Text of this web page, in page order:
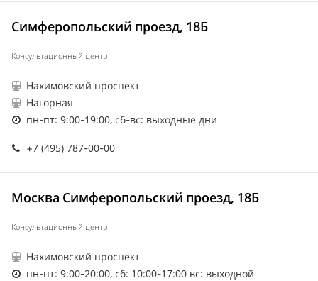
Симферопольский проезд, 18Б
Консультационный центр
Нахимовский проспект
Нагорная
пн-пт: 9:00-19:00, сб-вс: выходные дни
+7 (495) 787-00-00
Москва Симферопольский проезд, 18Б
Консультационный центр
Нахимовский проспект
пн-пт: 9:00-20:00, сб: 10:00-17:00 вс: выходной